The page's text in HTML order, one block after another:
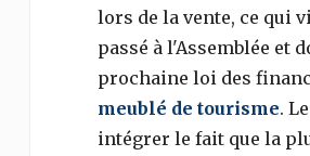
lors de la vente, ce qui
passé à l'Assemblée et
prochaine loi des
meublé de tourisme.
intégrer le fait que la